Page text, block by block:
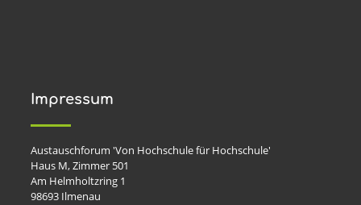
Impressum
Austauschforum 'Von Hochschule für Hochschule'
Haus M, Zimmer 501
Am Helmholtzring 1
98693 Ilmenau